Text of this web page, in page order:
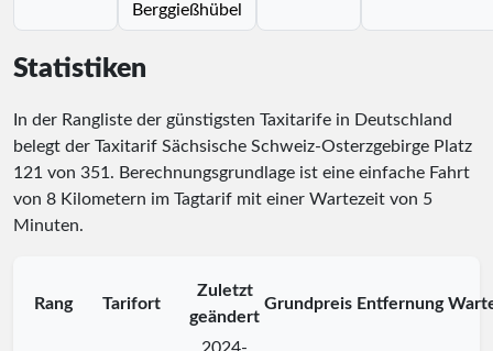
Berggießhübel
Statistiken
In der Rangliste der günstigsten Taxitarife in Deutschland
belegt der Taxitarif Sächsische Schweiz-Osterzgebirge Platz
121 von 351. Berechnungsgrundlage ist eine einfache Fahrt
von 8 Kilometern im Tagtarif mit einer Wartezeit von 5
Minuten.
Rang Tarifort
Zuletzt
geändert
Grundpreis Entfernung